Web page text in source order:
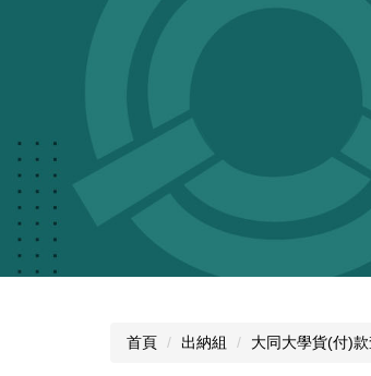
首頁 出納組 大同大學貨(付)